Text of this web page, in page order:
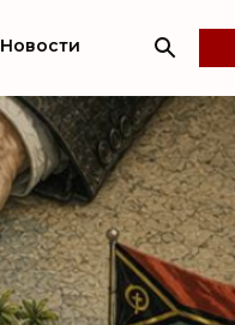
Новости